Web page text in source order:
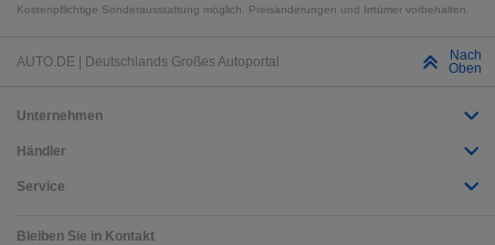
Kostenpflichtige Sonderausstattung möglich. Preisänderungen und Irrtümer vorbehalten.
AUTO.DE | Deutschlands Großes Autoportal
Nach
Oben
Unternehmen
Händler
Service
Bleiben Sie in Kontakt